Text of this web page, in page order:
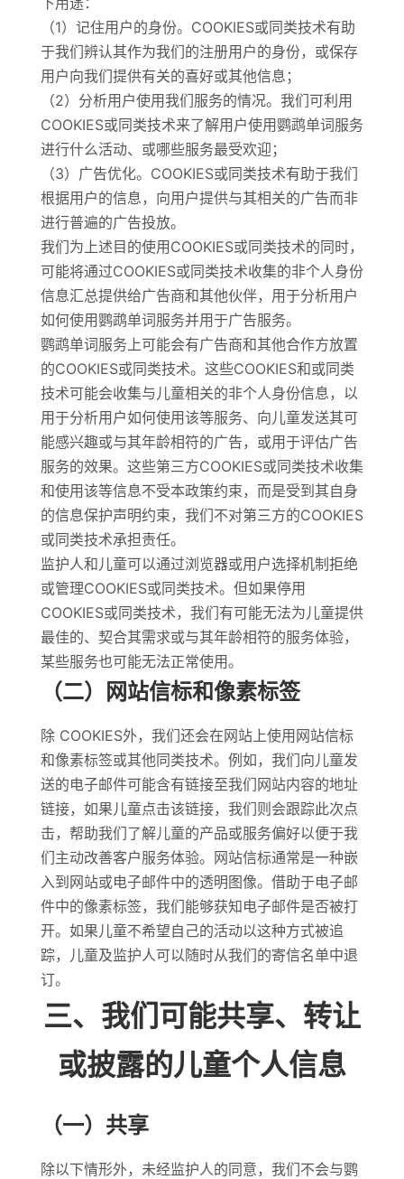
（1）记住用户的身份。COOKIES或同类技术有助
于我们辨认其作为我们的注册用户的身份，或保存
用户向我们提供有关的喜好或其他信息；
（2）分析用户使用我们服务的情况。我们可利用
COOKIES或同类技术来了解用户使用鹦鹉单词服务
进行什么活动、或哪些服务最受欢迎；
（3）广告优化。COOKIES或同类技术有助于我们
根据用户的信息，向用户提供与其相关的广告而非
进行普遍的广告投放。
我们为上述目的使用COOKIES或同类技术的同时，
可能将通过COOKIES或同类技术收集的非个人身份
信息汇总提供给广告商和其他伙伴，用于分析用户
如何使用鹦鹉单词服务并用于广告服务。
鹦鹉单词服务上可能会有广告商和其他合作方放置
的COOKIES或同类技术。这些COOKIES和或同类
技术可能会收集与儿童相关的非个人身份信息，以
用于分析用户如何使用该等服务、向儿童发送其可
能感兴趣或与其年龄相符的广告，或用于评估广告
服务的效果。这些第三方COOKIES或同类技术收集
和使用该等信息不受本政策约束，而是受到其自身
的信息保护声明约束，我们不对第三方的COOKIES
或同类技术承担责任。
监护人和儿童可以通过浏览器或用户选择机制拒绝
或管理COOKIES或同类技术。但如果停用
COOKIES或同类技术，我们有可能无法为儿童提供
最佳的、契合其需求或与其年龄相符的服务体验，
某些服务也可能无法正常使用。
（二）网站信标和像素标签
除 COOKIES外，我们还会在网站上使用网站信标
和像素标签或其他同类技术。例如，我们向儿童发
送的电子邮件可能含有链接至我们网站内容的地址
链接，如果儿童点击该链接，我们则会跟踪此次点
击，帮助我们了解儿童的产品或服务偏好以便于我
们主动改善客户服务体验。网站信标通常是一种嵌
入到网站或电子邮件中的透明图像。借助于电子邮
件中的像素标签，我们能够获知电子邮件是否被打
开。如果儿童不希望自己的活动以这种方式被追
踪，儿童及监护人可以随时从我们的寄信名单中退
订。
三、我们可能共享、转让
或披露的儿童个人信息
（一）共享
除以下情形外，未经监护人的同意，我们不会与鹦